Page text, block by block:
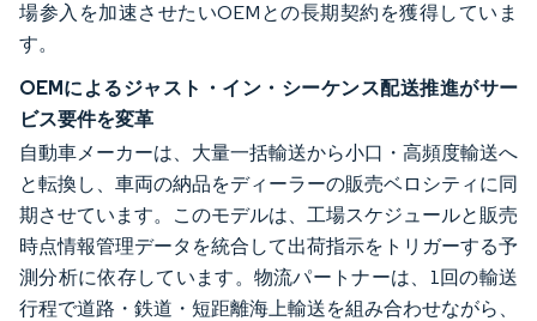
場参入を加速させたいOEMとの長期契約を獲得していま
す。
OEMによるジャスト・イン・シーケンス配送推進がサー
ビス要件を変革
自動車メーカーは、大量一括輸送から小口・高頻度輸送へ
と転換し、車両の納品をディーラーの販売ベロシティに同
期させています。このモデルは、工場スケジュールと販売
時点情報管理データを統合して出荷指示をトリガーする予
測分析に依存しています。物流パートナーは、1回の輸送
行程で道路・鉄道・短距離海上輸送を組み合わせながら、